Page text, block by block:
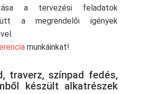
a tervezési feladatok
a megrendelői igények
munkáinkat!
traverz, színpad fedés,
készült alkatrészek